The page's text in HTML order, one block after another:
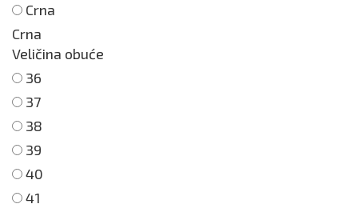
Crna
Crna
Veličina obuće
36
37
38
39
40
41